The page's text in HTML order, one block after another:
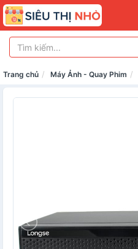
Trang chủ Máy Ảnh - Quay Phim